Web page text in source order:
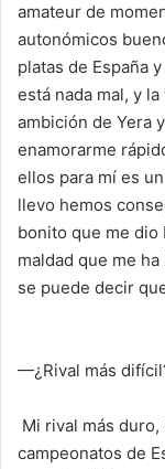
amateur de
autonómicos
platas de España
está nada mal, y
ambición de Yera
enamorarme
ellos para mí es
llevo hemos
bonito que me dio
maldad que me
se puede decir
—¿Rival más
Mi rival más
campeonatos de